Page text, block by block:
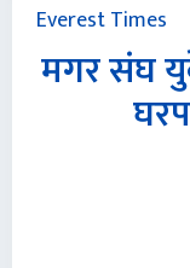
Everest Times
मगर संघ